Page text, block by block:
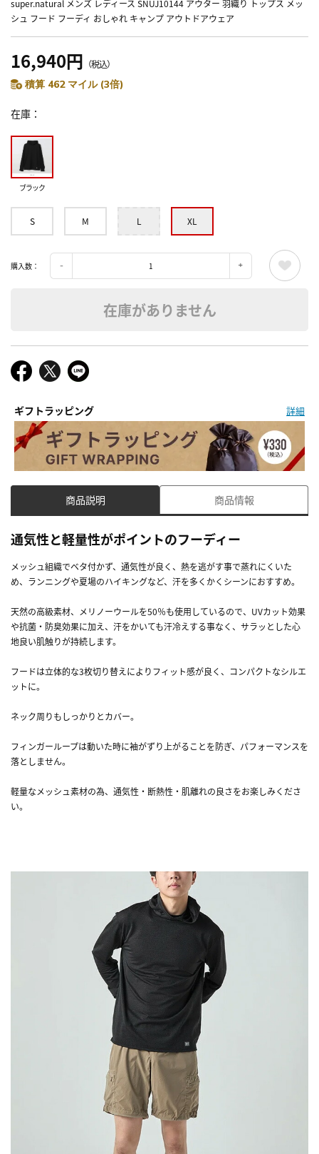
super.natural メンズ レディース SNUJ10144 アウター 羽織り トップス メッ
シュ フード フーディ おしゃれ キャンプ アウトドアウェア
16,940円 （税込）
積算 462 マイル (3倍)
在庫
ブラック
S M L XL
購入数：
在庫がありません
ギフトラッピング 詳細
商品説明 商品情報
通気性と軽量性がポイントのフーディー
メッシュ組織でベタ付かず、通気性が良く、熱を逃がす事で蒸れにくいた
め、ランニングや夏場のハイキングなど、汗を多くかくシーンにおすすめ。
天然の高級素材、メリノーウールを50％も使用しているので、UVカット効果
や抗菌・防臭効果に加え、汗をかいても汗冷えする事なく、サラッとした心
地良い肌触りが持続します。
フードは立体的な3枚切り替えによりフィット感が良く、コンパクトなシルエ
ットに。
ネック周りもしっかりとカバー。
フィンガーループは動いた時に袖がずり上がることを防ぎ、パフォーマンスを
落としません。
軽量なメッシュ素材の為、通気性・断熱性・肌離れの良さをお楽しみくださ
い。